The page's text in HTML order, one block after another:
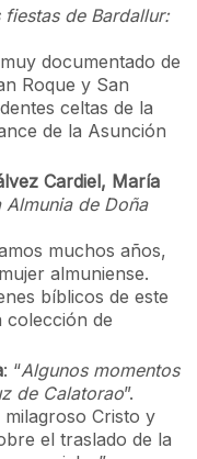
fiestas de Bardallur:
documentado de
Roque y San
celtas de la
de la Asunción
Cardiel, María
Almunia de Doña
muchos años,
almuniense.
bíblicos de este
colección de
: “Algunos momentos
de Calatorao”.
Cristo y
el traslado de la